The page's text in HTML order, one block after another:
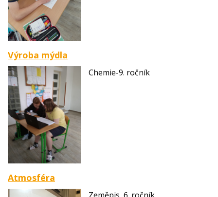
Výroba mýdla
Chemie-9. ročník
Atmosféra